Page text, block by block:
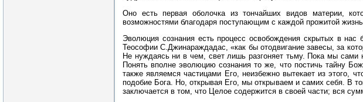
Оно есть первая оболочка из тончайших видов материи,
возможностями благодаря поступающим с каждой прожитой
Эволюция сознания есть процесс освобождения скрытых в
Теософии С.Джинараждадас, «как бы отодвигание завесы, за
Не нуждаясь ни в чем, свет лишь разгоняет тьму. Пока мы
Понять вполне эволюцию сознания то же, что постичь тайну
также являемся частицами Его, неизбежно вытекает из этого,
подобие Бога. Но, открывая Его, мы открываем и самих себя. В
заключается в том, что Целое содержится в своей части; вся